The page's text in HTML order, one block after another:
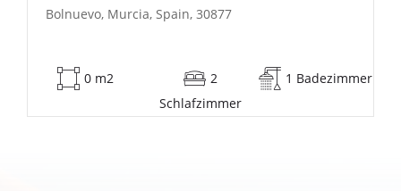
Bolnuevo, Murcia, Spain, 30877
53 m2
Schlafzimmer
1 Badezimmer